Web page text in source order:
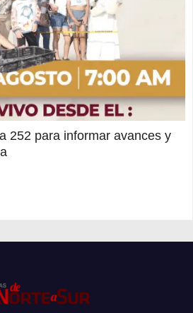
252 para informar avances y